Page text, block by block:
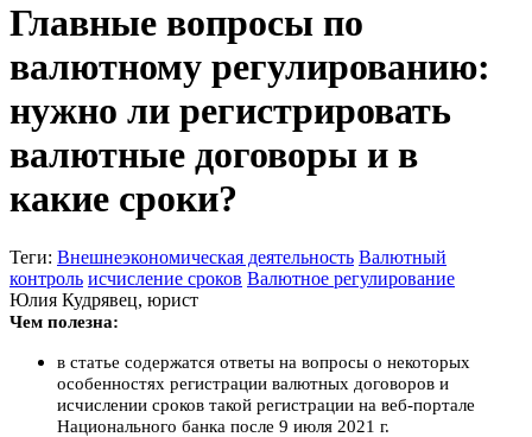
Главные вопросы по
валютному регулированию:
нужно ли регистрировать
валютные договоры и в
какие сроки?
Теги: Внешнеэкономическая деятельность Валютный
контроль исчисление сроков Валютное регулирование
Юлия Кудрявец, юрист
Чем полезна:
в статье содержатся ответы на вопросы о некоторых
особенностях регистрации валютных договоров и
исчислении сроков такой регистрации на веб-портале
Национального банка после 9 июля 2021 г.